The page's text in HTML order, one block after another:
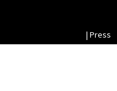
| Press